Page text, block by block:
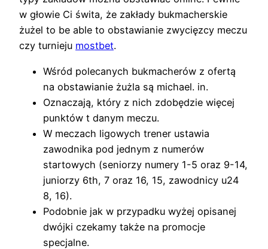
w głowie Ci świta, że zakłady bukmacherskie
żużel to be able to obstawianie zwycięzcy meczu
czy turnieju mostbet.
Wśród polecanych bukmacherów z ofertą
na obstawianie żużla są michael. in.
Oznaczają, który z nich zdobędzie więcej
punktów t danym meczu.
W meczach ligowych trener ustawia
zawodnika pod jednym z numerów
startowych (seniorzy numery 1-5 oraz 9-14,
juniorzy 6th, 7 oraz 16, 15, zawodnicy u24
8, 16).
Podobnie jak w przypadku wyżej opisanej
dwójki czekamy także na promocje
specjalne.